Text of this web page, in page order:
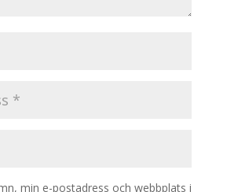
min e-postadress och webbplats i